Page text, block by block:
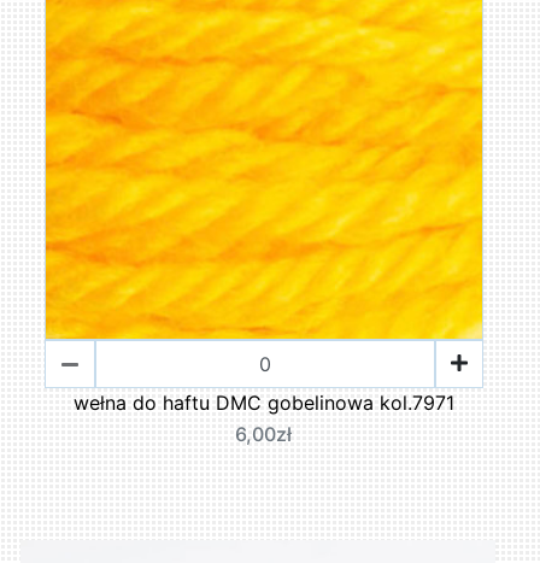
wełna do haftu DMC gobelinowa kol.7971
6,00zł